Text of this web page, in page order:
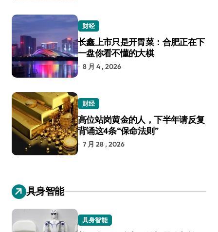
财经
长鑫上市只是开胃菜：合肥正在下
一盘你看不懂的大棋
8 月 4 , 2026
财经
高位站岗黄金的人，下半年请反复
背诵这4条“保命法则”
7 月 28 , 2026
具身智能
具身智能